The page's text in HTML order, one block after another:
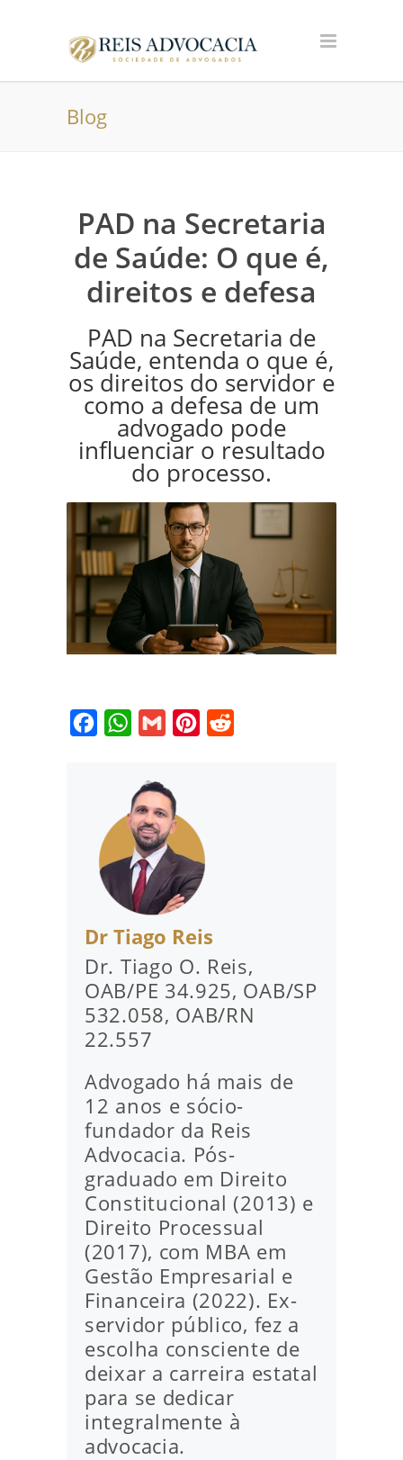
Blog
PAD na Secretaria
de Saúde: O que é,
direitos e defesa
PAD na Secretaria de
Saúde, entenda o que é,
os direitos do servidor e
como a defesa de um
advogado pode
influenciar o resultado
do processo.
FacebookWhatsApp
Gmail Pinterest
Dr Tiago Reis
Dr. Tiago O. Reis,
OAB/PE 34.925, OAB/SP
532.058, OAB/RN
22.557
Advogado há mais de
12 anos e sócio-
fundador da Reis
Advocacia. Pós-
graduado em Direito
Constitucional (2013) e
Direito Processual
(2017), com MBA em
Gestão Empresarial e
Financeira (2022). Ex-
servidor público, fez a
escolha consciente de
deixar a carreira estatal
para se dedicar
integralmente à
advocacia.